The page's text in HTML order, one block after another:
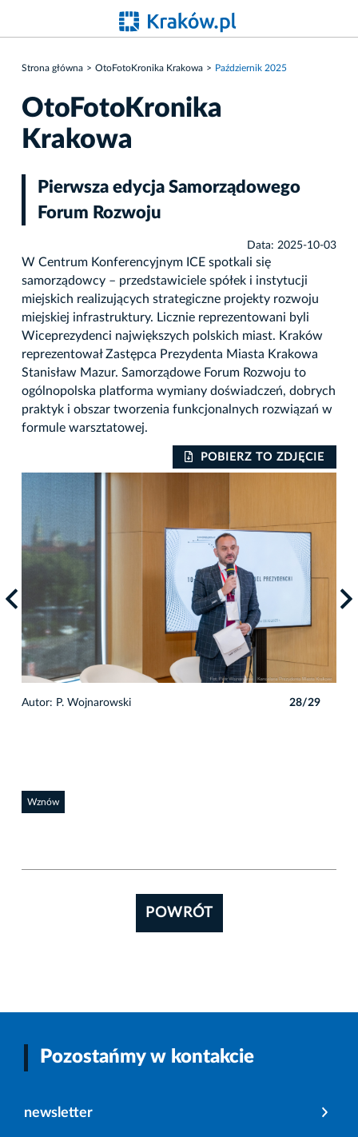
Strona główna OtoFotoKronika Krakowa Październik 2025
OtoFotoKronika
Krakowa
Pierwsza edycja Samorządowego
Forum Rozwoju
Data: 2025-10-03
W Centrum Konferencyjnym ICE spotkali się
samorządowcy – przedstawiciele spółek i instytucji
miejskich realizujących strategiczne projekty rozwoju
miejskiej infrastruktury. Licznie reprezentowani byli
Wiceprezydenci największych polskich miast. Kraków
reprezentował Zastępca Prezydenta Miasta Krakowa
Stanisław Mazur. Samorządowe Forum Rozwoju to
ogólnopolska platforma wymiany doświadczeń, dobrych
praktyk i obszar tworzenia funkcjonalnych rozwiązań w
formule warsztatowej.
POBIERZ TO ZDJĘCIE
Autor: P. Wojnarowski 28/29
Wznów
POWRÓT
Pozostańmy w kontakcie
newsletter